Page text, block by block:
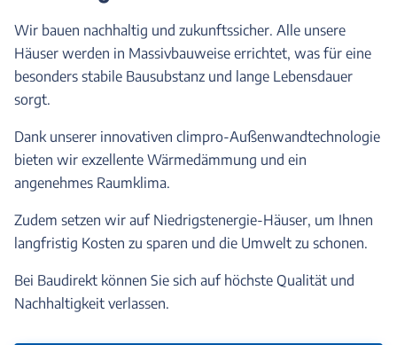
Wir bauen nachhaltig und zukunftssicher. Alle unsere
Häuser werden in Massivbauweise errichtet, was für eine
besonders stabile Bausubstanz und lange Lebensdauer
sorgt.
Dank unserer innovativen climpro-Außenwandtechnologie
bieten wir exzellente Wärmedämmung und ein
angenehmes Raumklima.
Zudem setzen wir auf Niedrigstenergie-Häuser, um Ihnen
langfristig Kosten zu sparen und die Umwelt zu schonen.
Bei Baudirekt können Sie sich auf höchste Qualität und
Nachhaltigkeit verlassen.